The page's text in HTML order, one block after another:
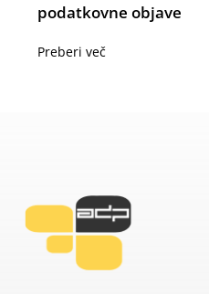
podatkovne objave
Preberi več